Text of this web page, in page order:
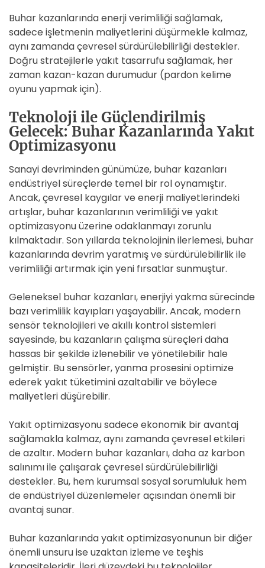
Buhar kazanlarında enerji verimliliği sağlamak,
sadece işletmenin maliyetlerini düşürmekle kalmaz,
aynı zamanda çevresel sürdürülebilirliği destekler.
Doğru stratejilerle yakıt tasarrufu sağlamak, her
zaman kazan-kazan durumudur (pardon kelime
oyunu yapmak için).
Teknoloji ile Güçlendirilmiş
Gelecek: Buhar Kazanlarında Yakıt
Optimizasyonu
Sanayi devriminden günümüze, buhar kazanları
endüstriyel süreçlerde temel bir rol oynamıştır.
Ancak, çevresel kaygılar ve enerji maliyetlerindeki
artışlar, buhar kazanlarının verimliliği ve yakıt
optimizasyonu üzerine odaklanmayı zorunlu
kılmaktadır. Son yıllarda teknolojinin ilerlemesi, buhar
kazanlarında devrim yaratmış ve sürdürülebilirlik ile
verimliliği artırmak için yeni fırsatlar sunmuştur.
Geleneksel buhar kazanları, enerjiyi yakma sürecinde
bazı verimlilik kayıpları yaşayabilir. Ancak, modern
sensör teknolojileri ve akıllı kontrol sistemleri
sayesinde, bu kazanların çalışma süreçleri daha
hassas bir şekilde izlenebilir ve yönetilebilir hale
gelmiştir. Bu sensörler, yanma prosesini optimize
ederek yakıt tüketimini azaltabilir ve böylece
maliyetleri düşürebilir.
Yakıt optimizasyonu sadece ekonomik bir avantaj
sağlamakla kalmaz, aynı zamanda çevresel etkileri
de azaltır. Modern buhar kazanları, daha az karbon
salınımı ile çalışarak çevresel sürdürülebilirliği
destekler. Bu, hem kurumsal sosyal sorumluluk hem
de endüstriyel düzenlemeler açısından önemli bir
avantaj sunar.
Buhar kazanlarında yakıt optimizasyonunun bir diğer
önemli unsuru ise uzaktan izleme ve teşhis